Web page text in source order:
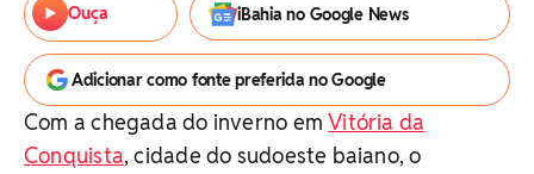
Ouça
iBahia no Google News
Adicionar como fonte preferida no Google
Com a chegada do inverno emVitória da
Conquista, cidade do sudoeste baiano, o